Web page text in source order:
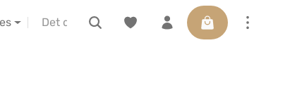
Ort erleben Presentkort
Varukorgen